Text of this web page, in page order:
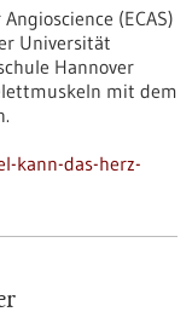
(ECAS)
Universität
Hannover
mit dem
kann-das-herz-